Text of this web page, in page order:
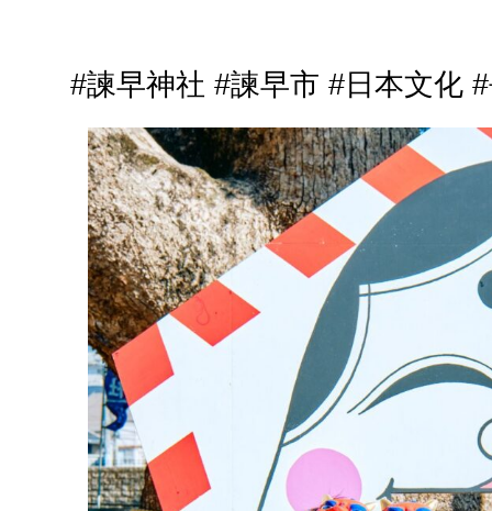
#諫早神社 #諫早市 #日本文化